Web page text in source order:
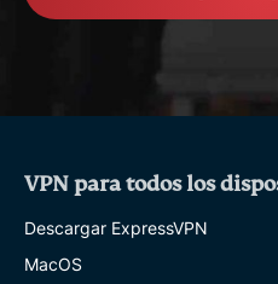
VPN para todos los
Descargar ExpressVPN
MacOS